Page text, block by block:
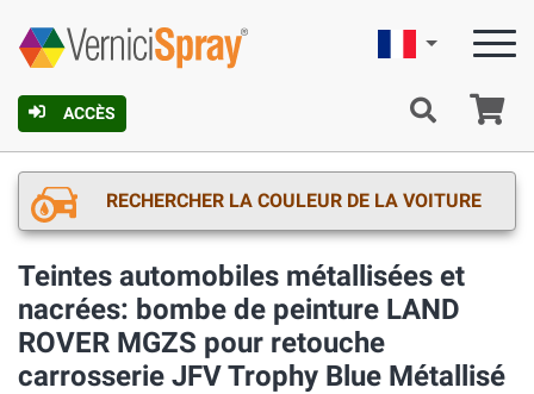
ACCÈS
Française
RECHERCHER LA COULEUR DE LA VOITURE
Teintes automobiles métallisées et
nacrées: bombe de peinture LAND
ROVER MGZS pour retouche
carrosserie JFV Trophy Blue Métallisé